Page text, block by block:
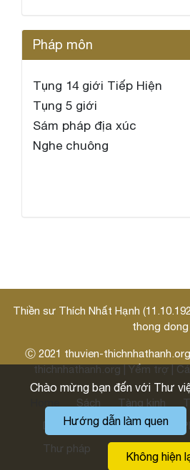
Pháp môn
Tụng 14 giới Tiếp Hiện
Tụng 5 giới
Sám pháp địa xúc
Nghe chuông
Thiền sư Thích Nhất Hạnh
thong dong
Ⓒ 2021 thuvien-thichnhathanh.org
thichnhathanh.org
Yểm trợ
Sách Tàng kinh
Danh ngôn
Pháp thoại
Thư pháp
Thư thầy
Chào mừng bạn đến với Thư
Hướng dẫn làm quen
Không hiện